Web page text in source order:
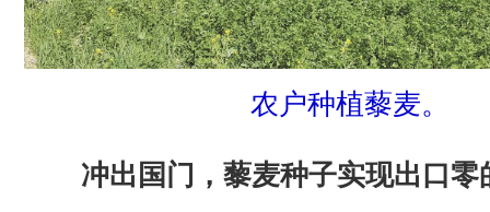
农户种植藜麦。
冲出国门，藜麦种子实现出口零